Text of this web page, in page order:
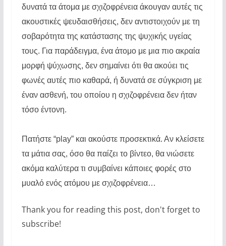
δυνατά τα άτομα με σχιζοφρένεια άκουγαν αυτές τις
ακουστικές ψευδαισθήσεις, δεν αντιστοιχούν με τη
σοβαρότητα της κατάστασης της ψυχικής υγείας
τους. Για παράδειγμα, ένα άτομο με μια πιο ακραία
μορφή ψύχωσης, δεν σημαίνει ότι θα ακούει τις
φωνές αυτές πιο καθαρά, ή δυνατά σε σύγκριση με
έναν ασθενή, του οποίου η σχιζοφρένεια δεν ήταν
τόσο έντονη.
Πατήστε “play” και ακούστε προσεκτικά. Αν κλείσετε
τα μάτια σας, όσο θα παίζει το βίντεο, θα νιώσετε
ακόμα καλύτερα τι συμβαίνει κάποιες φορές στο
μυαλό ενός ατόμου με σχιζοφρένεια…
Thank you for reading this post, don't forget to
subscribe!